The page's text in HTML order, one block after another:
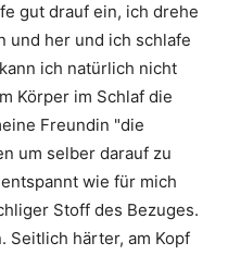
gut drauf ein, ich drehe
und her und ich schlafe
ich natürlich nicht
Körper im Schlaf die
Freundin "die
um selber darauf zu
wie für mich
Stoff des Bezuges.
Seitlich härter, am Kopf